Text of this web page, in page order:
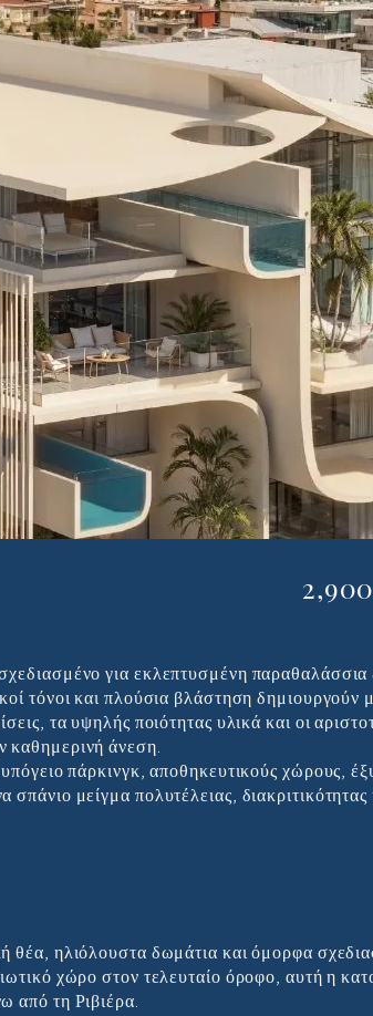
3
Πισίνα
για εκλεπτυσμένη παραθαλάσσια
τόνοι και πλούσια βλάστηση δημιουργούν
τα υψηλής ποιότητας υλικά και οι
καθημερινή άνεση.
πάρκινγκ, αποθηκευτικούς χώρους,
μείγμα πολυτέλειας, διακριτικότητας
θέα, ηλιόλουστα δωμάτια και όμορφα
χώρο στον τελευταίο όροφο, αυτή η
από τη Ριβιέρα.